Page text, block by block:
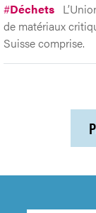
#Déchets
de matériaux
Suisse comprise.